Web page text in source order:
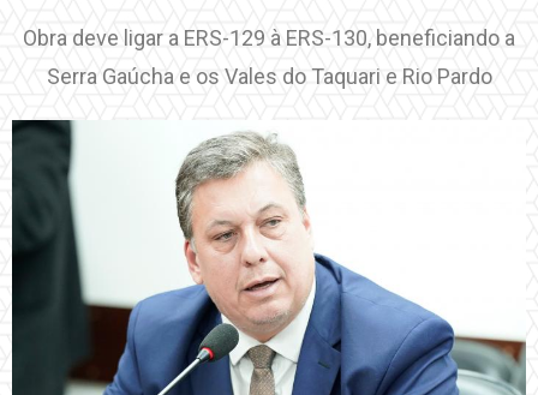
Obra deve ligar a ERS-129 à ERS-130, beneficiando a
Serra Gaúcha e os Vales do Taquari e Rio Pardo